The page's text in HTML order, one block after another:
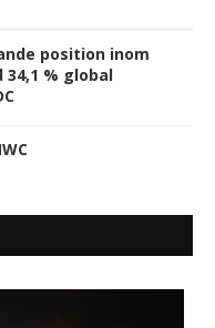
position inom
% global